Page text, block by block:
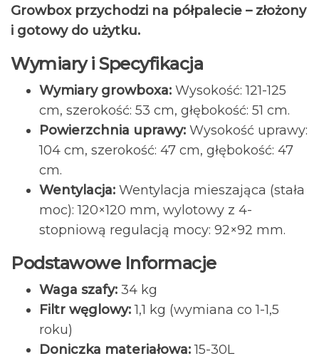
Growbox przychodzi na półpalecie – złożony
i gotowy do użytku.
Wymiary i Specyfikacja
Wymiary growboxa: Wysokość: 121-125
cm, szerokość: 53 cm, głębokość: 51 cm.
Powierzchnia uprawy: Wysokość uprawy:
104 cm, szerokość: 47 cm, głębokość: 47
cm.
Wentylacja: Wentylacja mieszająca (stała
moc): 120×120 mm, wylotowy z 4-
stopniową regulacją mocy: 92×92 mm.
Podstawowe Informacje
Waga szafy: 34 kg
Filtr węglowy:1,1 kg (wymiana co 1-1,5
roku)
Doniczka materiałowa:15-30L